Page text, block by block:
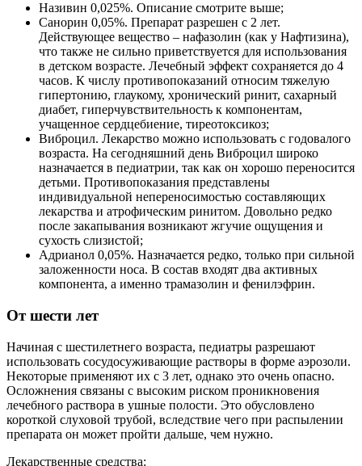
Називин 0,025%. Описание смотрите выше;
Санорин 0,05%. Препарат разрешен с 2 лет.
Действующее вещество – нафазолин (как у Нафтизина),
что также не сильно приветствуется для использования
в детском возрасте. Лечебный эффект сохраняется до 4
часов. К числу противопоказаний относим тяжелую
гипертонию, глаукому, хронический ринит, сахарный
диабет, гиперчувствительность к компонентам,
учащенное сердцебиение, тиреотоксикоз;
Виброцил. Лекарство можно использовать с годовалого
возраста. На сегодняшний день Виброцил широко
назначается в педиатрии, так как он хорошо переносится
детьми. Противопоказания представлены
индивидуальной непереносимостью составляющих
лекарства и атрофическим ринитом. Довольно редко
после закапывания возникают жгучие ощущения и
сухость слизистой;
Адрианол 0,05%. Назначается редко, только при сильной
заложенности носа. В состав входят два активных
компонента, а именно трамазолин и фенилэфрин.
От шести лет
Начиная с шестилетнего возраста, педиатры разрешают
использовать сосудосуживающие растворы в форме аэрозоли.
Некоторые применяют их с 3 лет, однако это очень опасно.
Осложнения связаны с высоким риском проникновения
лечебного раствора в ушные полости. Это обусловлено
короткой слуховой трубой, вследствие чего при распылении
препарата он может пройти дальше, чем нужно.
Лекарственные средства: